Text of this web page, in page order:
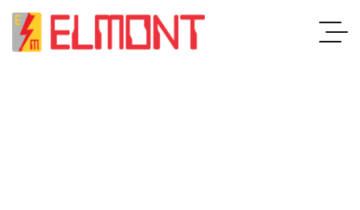
STRUČNOST I ISKUSTVO PAMETNA I